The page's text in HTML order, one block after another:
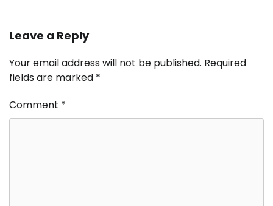
Leave a Reply
Your email address will not be published. Required
fields are marked *
Comment *